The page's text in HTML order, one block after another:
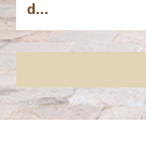
d...